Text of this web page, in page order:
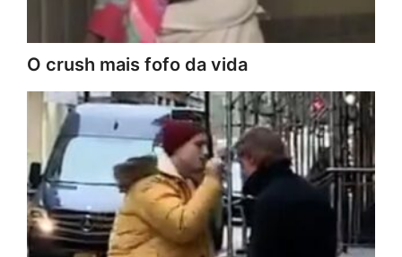
O crush mais fofo da vida